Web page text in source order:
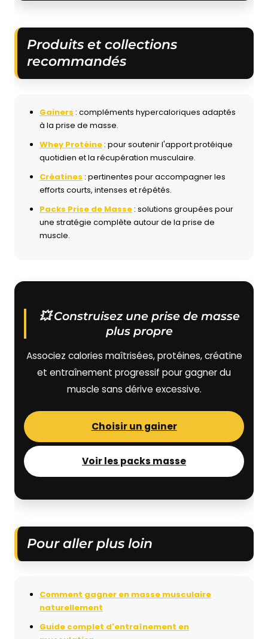
Produits et collections
recommandés
Gainers : compléments hypercaloriques adaptés
à la prise de masse.
Whey Protéine : pour soutenir l'apport protéique
quotidien et la récupération musculaire.
Créatines : pertinentes pour accompagner les
efforts courts, intenses et répétés.
Packs Prise de Masse : solutions groupées pour
une stratégie complète autour de la prise de
muscle.
💥 Construisez une prise de masse
plus propre
Associez calories maîtrisées, protéines, créatine
et entraînement progressif pour gagner du
muscle sans dérive excessive.
Choisir un gainer
Voir les packs masse
Pour aller plus loin
Comment gagner en masse musculaire
naturellement
Guide complet d'entraînement en